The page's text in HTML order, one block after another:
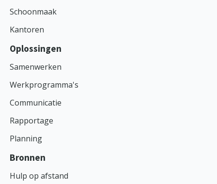
Schoonmaak
Kantoren
Oplossingen
Samenwerken
Werkprogramma's
Communicatie
Rapportage
Planning
Bronnen
Hulp op afstand